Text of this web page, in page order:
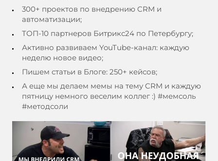
300+ проектов по внедрению CRM и
автоматизации;
ТОП-10 партнеров Битрикс24 по Петербургу;
Активно развиваем YouTube-канал: каждую
неделю новое видео;
Пишем статьи в Блоге: 250+ кейсов;
А еще мы делаем мемы на тему CRM и каждую
пятницу немного веселим коллег :) #мемсоль
#методсоли